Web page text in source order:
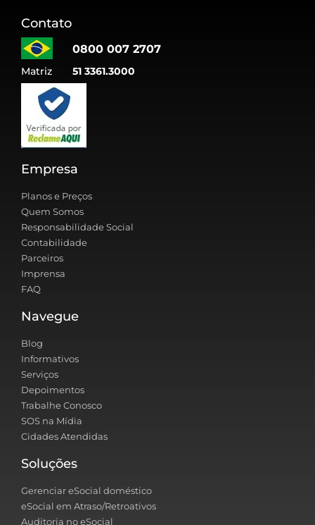
Contato
0800 007 2707
Matriz 51 3361.3000
Empresa
Planos e Preços
Quem Somos
Responsabilidade Social
Contabilidade
Parceiros
Imprensa
FAQ
Navegue
Blog
Informativos
Serviços
Depoimentos
Trabalhe Conosco
SOS na Mídia
Cidades Atendidas
Soluções
Gerenciar eSocial doméstico
eSocial em Atraso/Retroativos
Auditoria no eSocial